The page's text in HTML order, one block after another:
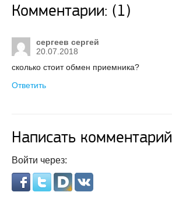
Комментарии: (1)
сергеев сергей
20.07.2018
сколько стоит обмен приемника?
Ответить
Написать комментарий
Войти через: